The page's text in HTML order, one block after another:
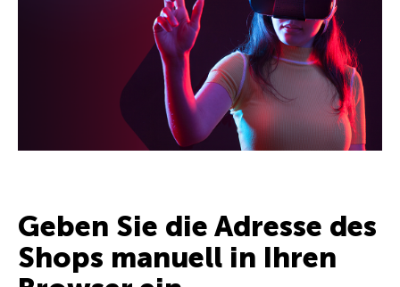
Geben Sie die Adresse des
Shops manuell in Ihren